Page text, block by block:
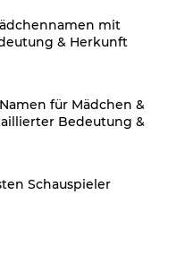
mit
& Herkunft
für Mädchen &
Bedeutung &
Schauspieler